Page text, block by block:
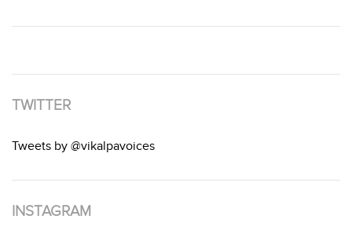
TWITTER
Tweets by @vikalpavoices
INSTAGRAM